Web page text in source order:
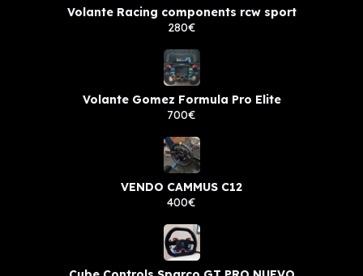
Volante Racing components rcw sport
280€
Volante Gomez Formula Pro Elite
700€
VENDO CAMMUS C12
400€